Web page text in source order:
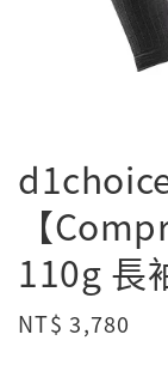
【
110g 長
Regular
NT$ 3,780